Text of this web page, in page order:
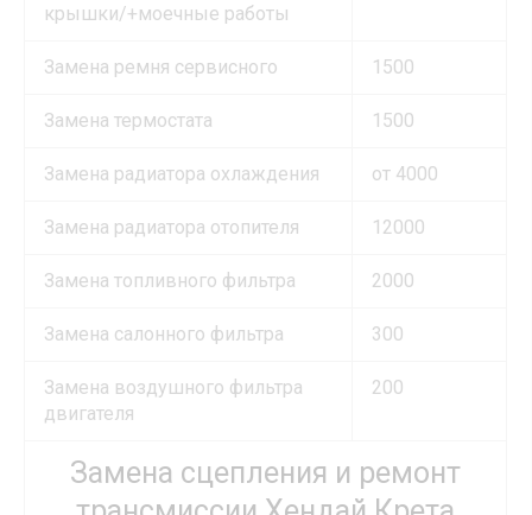
крышки/+моечные работы
Замена ремня сервисного 1500
Замена термостата 1500
Замена радиатора охлаждения от 4000
Замена радиатора отопителя 12000
Замена топливного фильтра 2000
Замена салонного фильтра 300
Замена воздушного фильтра
двигателя
200
Замена сцепления и ремонт